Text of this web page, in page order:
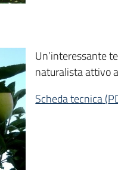
Un’interessante
naturalista attivo
Scheda tecnica(